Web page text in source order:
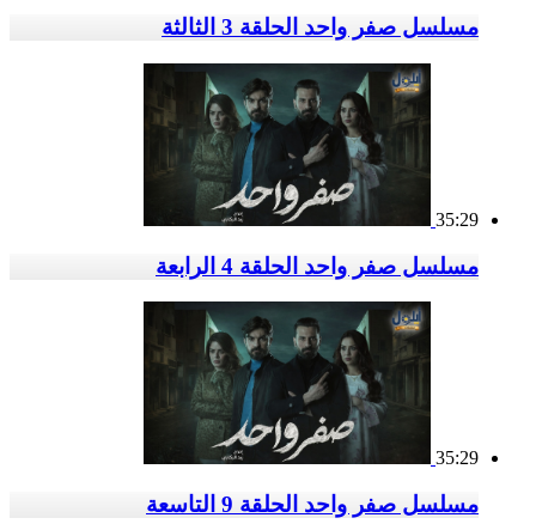
مسلسل صفر واحد الحلقة 3 الثالثة
35:29
مسلسل صفر واحد الحلقة 4 الرابعة
35:29
مسلسل صفر واحد الحلقة 9 التاسعة